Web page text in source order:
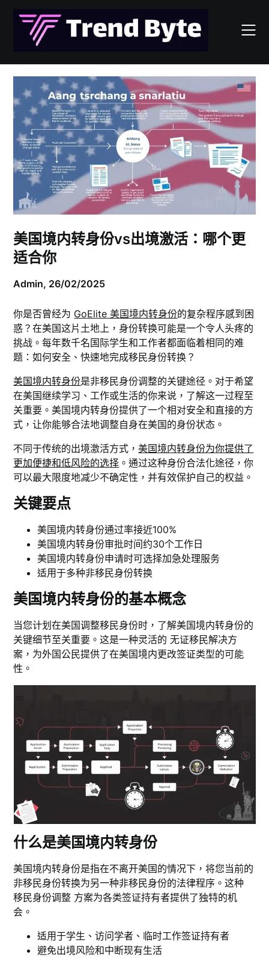
content
美国境内转身份vs出境激活：哪个更
适合你
Admin, 26/02/2025
你是否曾经为 GoElite 美国境内转身份的复杂程序感到困
惑？在美国这片土地上，身份转换可能是一个令人头疼的
挑战。每年数千名国际学生和工作者都面临着相同的难
题：如何安全、快速地完成移民身份转换？
美国境内转身份是非移民身份调整的关键途径。对于希望
在美国继续学习、工作或生活的你来说，了解这一过程至
关重要。美国境内转身份提供了一个相对安全和直接的方
式，让你能够合法地调整自身在美国的身份状态。
不同于传统的出境激活方式，美国境内转身份为你提供了
更加便捷和低风险的选择 。通过这种身份合法化途径，你
可以最大限度地减少不确定性，并有效保护自己的权益。
关键要点
美国境内转身份通过率接近100%
美国境内转身份审批时间约30个工作日
美国境内转身份申请时可选择加急处理服务
适用于多种非移民身份转换
美国境内转身份的基本概念
当您计划在美国调整移民身份时，了解美国境内转身份的
关键细节至关重要。这是一种灵活的 无证移民解决方
案，为外国公民提供了在美国境内更改签证类型的可能
性。
什么是美国境内转身份
美国境内转身份是指在不离开美国的情况下，将您当前的
非移民身份转换为另一种非移民身份的法律程序。这种
移民身份调整 方案为各类签证持有者提供了独特的机
会。
适用于学生、访问学者、临时工作签证持有者
避免出境风险和中断现有生活